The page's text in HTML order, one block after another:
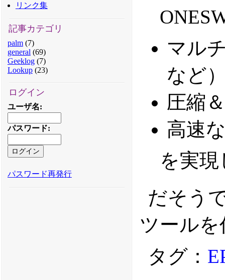
リンク集
記事カテゴリ
palm(7)
general (69)
Geeklog(7)
Lookup(23)
ログイン
ユーザ名:
パスワード:
パスワード再発行
マル
など
圧縮
高速
を実
だそう
ツール
タグ：